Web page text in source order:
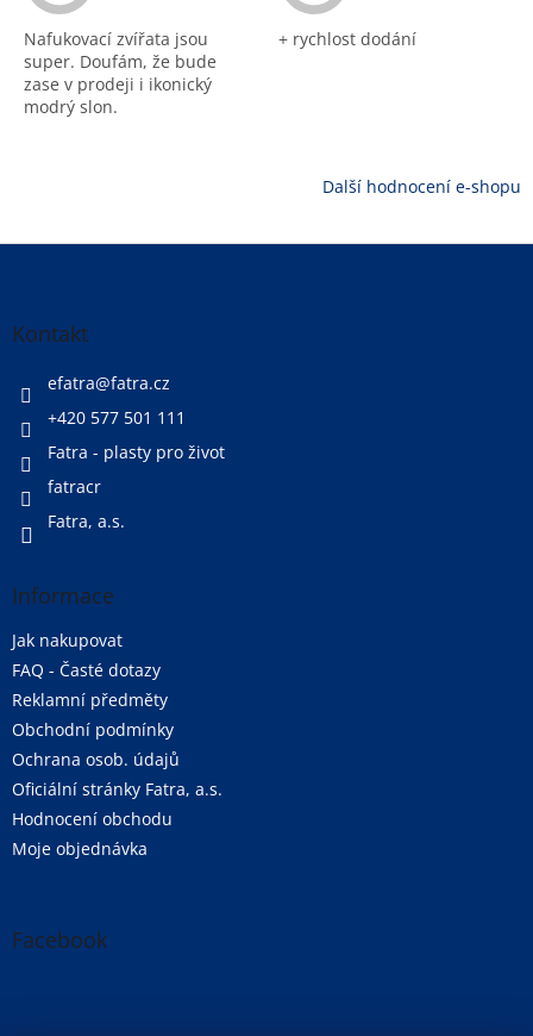
Nafukovací zvířata jsou
super. Doufám, že bude
zase v prodeji i ikonický
modrý slon.
+ rychlost dodání
Další hodnocení e-shopu
Z
Kontakt
efatra@fatra.cz
+420 577 501 111
Fatra - plasty pro život
fatracr
Fatra, a.s.
Informace
Jak nakupovat
FAQ - Časté dotazy
Reklamní předměty
Obchodní podmínky
Ochrana osob. údajů
Oficiální stránky Fatra, a.s.
Hodnocení obchodu
Moje objednávka
Facebook